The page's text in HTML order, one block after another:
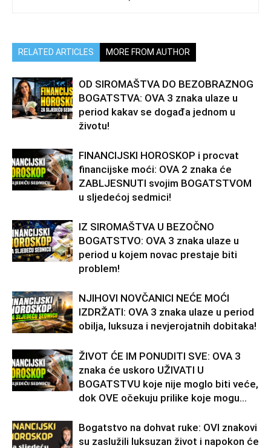
RELATED ARTICLES MORE FROM AUTHOR
OD SIROMAŠTVA DO BEZOBRAZNOG
BOGATSTVA: OVA 3 znaka ulaze u
period kakav se događa jednom u
životu!
FINANCIJSKI HOROSKOP i procvat
financijske moći: OVA 2 znaka će
ZABLJESNUTI svojim BOGATSTVOM
u sljedećoj sedmici!
IZ SIROMAŠTVA U BEZOČNO
BOGATSTVO: OVA 3 znaka ulaze u
period u kojem novac prestaje biti
problem!
NJIHOVI NOVČANICI NEĆE MOĆI
IZDRŽATI: OVA 3 znaka ulaze u period
obilja, luksuza i nevjerojatnih dobitaka!
ŽIVOT ĆE IM PONUDITI SVE: OVA 3
znaka će uskoro UŽIVATI U
BOGATSTVU koje nije moglo biti veće,
dok OVE očekuju prilike koje mogu...
Bogatstvo na dohvat ruke: OVI znakovi
su zaslužili luksuzan život i napokon će